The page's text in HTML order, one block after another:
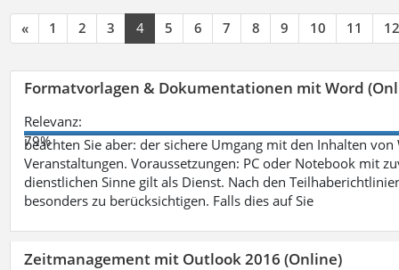
« 1 2 3 4 5 6 7 8 9 10 11 12
Formatvorlagen & Dokumentationen mit Word
Relevanz:
79%
beachten Sie aber: der sichere Umgang mit den Inhalten
Veranstaltungen. Voraussetzungen: PC oder Notebook mit
dienstlichen Sinne gilt als Dienst. Nach den
besonders zu berücksichtigen. Falls dies auf Sie
Zeitmanagement mit Outlook 2016 (Online)